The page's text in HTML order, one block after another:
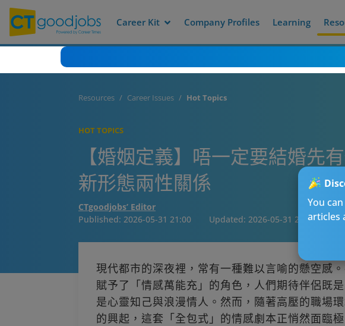
Career Kit Company Profiles Learning
You
articles
Resources Career Issues Hot Topics
HOT TOPICS
【婚姻定義】唔一定要結婚先
新形態兩性關係
CTgoodjobs’ Editor
Published: 2026-05-31 21:00 Updated: 2026-05-31 21:00
現代都市的深夜裡，常有一種難以言喻的懸空感
賦予了「情感萬能充」的角色，人們期待伴侶既
是心靈知己與浪漫情人。然而，隨著高壓的職場
的興起，這套「全包式」的情感劇本正悄然面臨